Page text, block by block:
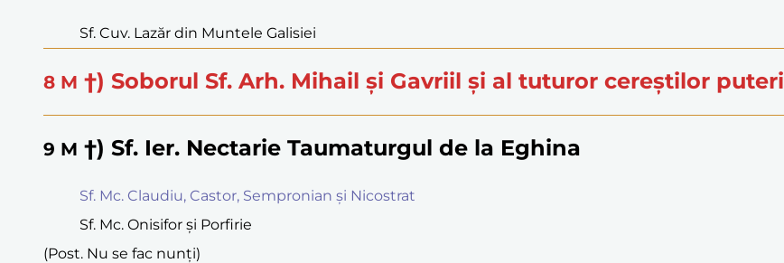
Sf. Cuv. Lazăr din Muntele Galisiei
8 M †) Soborul Sf. Arh. Mihail și Gavriil și al tuturor cereștilor puteri
9 M †) Sf. Ier. Nectarie Taumaturgul de la Eghina
Sf. Mc. Claudiu, Castor, Sempronian și Nicostrat
Sf. Mc. Onisifor și Porfirie
(Post. Nu se fac nunți)